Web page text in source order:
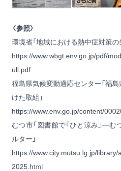
〈参照〉
環境省「地域における熱中症対策の
https://www.wbgt.env.go.jp/pdf/
ull.pdf
福島県気候変動適応センター「福
けた取組」
https://www.env.go.jp/content/
むつ市「図書館で『ひと涼み』―
ルター」
https://www.city.mutsu.lg.jp/library/
2025.html